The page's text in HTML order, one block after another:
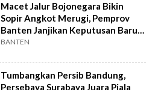
Macet Jalur Bojonegara Bikin
Sopir Angkot Merugi, Pemprov
Banten Janjikan Keputusan Baru 4
Hari Lagi
BANTEN
Tumbangkan Persib Bandung,
Persebaya Surabaya Juara Piala